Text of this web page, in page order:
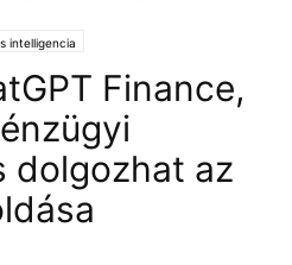
intelligencia
Finance,
dolgozhat az